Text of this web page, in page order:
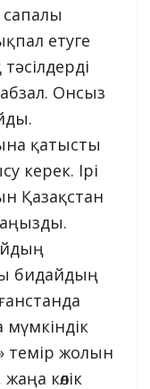
етуге
Онсыз
қатысты
керек. Ірі
Қазақстан
бидайдың
темір жолын
көлік